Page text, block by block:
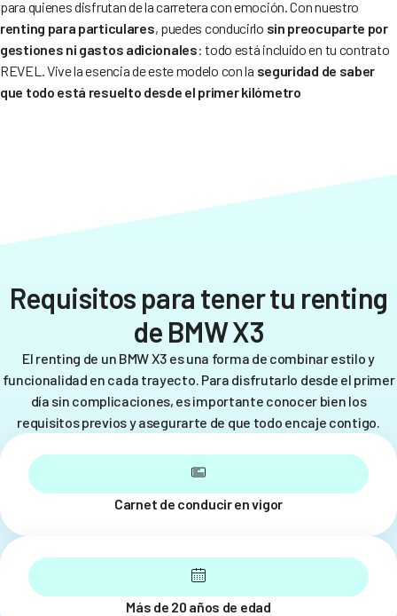
para quienes disfrutan de la carretera con emoción. Con nuestro
renting para particulares, puedes conducirlo sin preocuparte por
gestiones ni gastos adicionales: todo está incluido en tu contrato
REVEL. Vive la esencia de este modelo con la seguridad de saber
que todo está resuelto desde el primer kilómetro
Requisitos para tener tu renting
de BMW X3
El renting de un BMW X3 es una forma de combinar estilo y
funcionalidad en cada trayecto. Para disfrutarlo desde el primer
día sin complicaciones, es importante conocer bien los
requisitos previos y asegurarte de que todo encaje contigo.
Carnet de conducir en vigor
Más de 20 años de edad